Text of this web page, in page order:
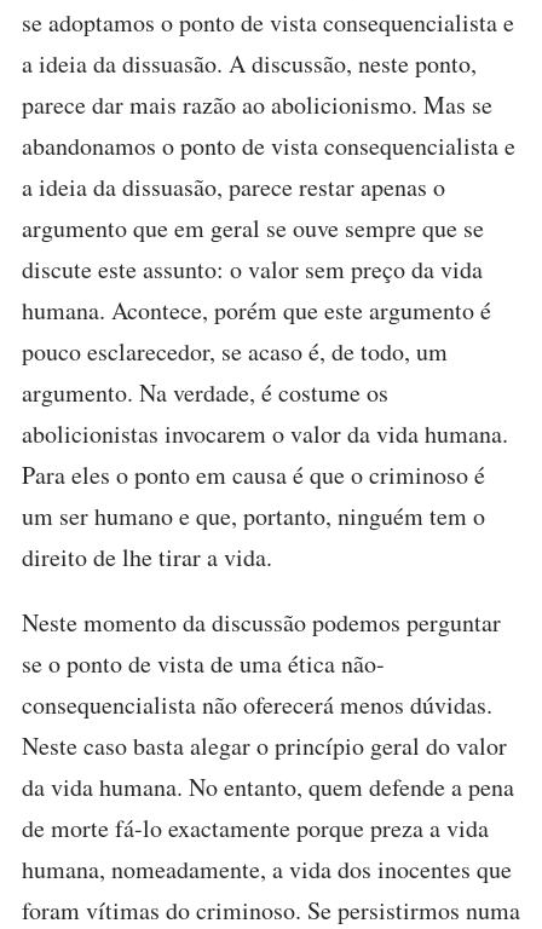
se adoptamos o ponto de vista consequencialista e
a ideia da dissuasão. A discussão, neste ponto,
parece dar mais razão ao abolicionismo. Mas se
abandonamos o ponto de vista consequencialista e
a ideia da dissuasão, parece restar apenas o
argumento que em geral se ouve sempre que se
discute este assunto: o valor sem preço da vida
humana. Acontece, porém que este argumento é
pouco esclarecedor, se acaso é, de todo, um
argumento. Na verdade, é costume os
abolicionistas invocarem o valor da vida humana.
Para eles o ponto em causa é que o criminoso é
um ser humano e que, portanto, ninguém tem o
direito de lhe tirar a vida.
Neste momento da discussão podemos perguntar
se o ponto de vista de uma ética não-
consequencialista não oferecerá menos dúvidas.
Neste caso basta alegar o princípio geral do valor
da vida humana. No entanto, quem defende a pena
de morte fá-lo exactamente porque preza a vida
humana, nomeadamente, a vida dos inocentes que
foram vítimas do criminoso. Se persistirmos numa